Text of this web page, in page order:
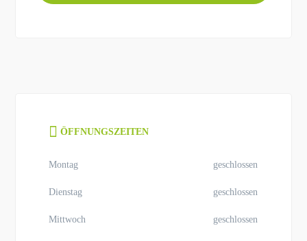
ÖFFNUNGSZEITEN
Montag geschlossen
Dienstag geschlossen
Mittwoch geschlossen